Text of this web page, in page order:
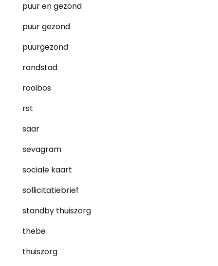
puur en gezond
puur gezond
puurgezond
randstad
rooibos
rst
saar
sevagram
sociale kaart
sollicitatiebrief
standby thuiszorg
thebe
thuiszorg